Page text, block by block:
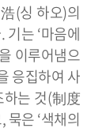
(싱 하오)의
는 ‘마음에
이루어냄으
응집하여 사
하는 것(制度
은 ‘색채의